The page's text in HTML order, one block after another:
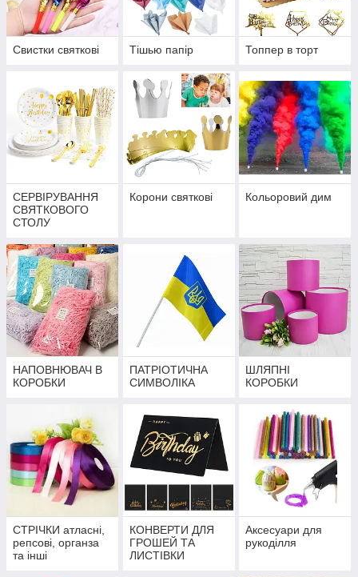
Свистки святкові Тішью папір Топпер в торт
СЕРВІРУВАННЯ
СВЯТКОВОГО
СТОЛУ
Корони святкові Кольоровий дим
НАПОВНЮВАЧ В
КОРОБКИ
ПАТРІОТИЧНА
СИМВОЛІКА
ШЛЯПНІ
КОРОБКИ
СТРІЧКИ атласні,
репсові, органза
та інші
КОНВЕРТИ ДЛЯ
ГРОШЕЙ ТА
ЛИСТІВКИ
Аксесуари для
рукоділля